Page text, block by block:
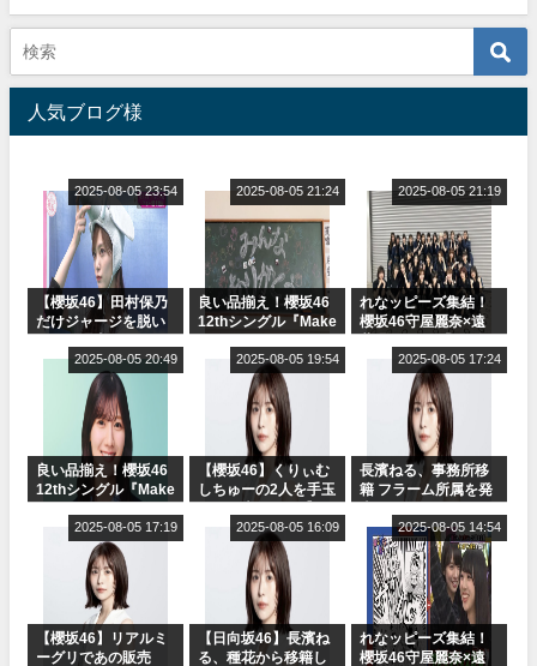
人気ブログ様
【櫻坂46】田村保乃
だけジャージを脱い
2025-08-05 23:54
良い品揃え！櫻坂46
12thシングル『Make
ャルグッズ絶賛販売
2025-08-05 21:24
れなッピーズ集結！
櫻坂46守屋麗奈×遠
ット！」水曜スタジ
オ出演決定
2025-08-05 21:19
良い品揃え！櫻坂46
12thシングル『Make
ャルグッズ絶賛販売
2025-08-05 20:49
【櫻坂46】くりぃむ
しちゅーの2人を手玉
りぃむナンタラ】
2025-08-05 19:54
長濱ねる、事務所移
籍 フラーム所属を発
2025-08-05 17:24
【櫻坂46】リアルミ
ーグリであの販売
2025-08-05 17:19
【日向坂46】長濱ね
る、種花から移籍し
2025-08-05 16:09
れなッピーズ集結！
櫻坂46守屋麗奈×遠
2025-08-05 14:54